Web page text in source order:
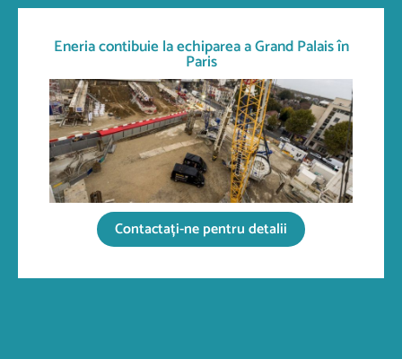
Eneria contibuie la echiparea a Grand Palais în
Paris
Contactați-ne pentru detalii